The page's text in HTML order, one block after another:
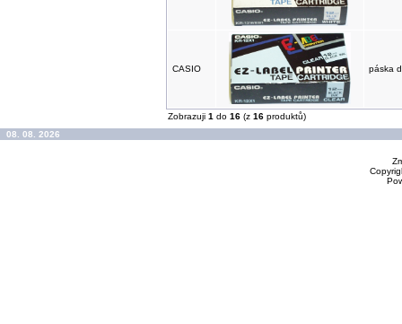
CASIO páska
Zobrazuji 1 do 16 (z 16 produktů)
08. 08. 2026